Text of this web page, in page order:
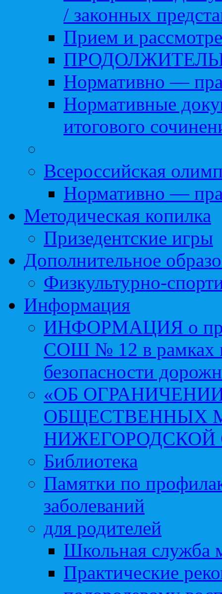
/ законных
Прием и
Нормативно —
Нормативные
итогового
Всероссийская
Нормативно —
Методическая копилка
Призедентские игры
Дополнительное
Физкультурно-
Информация
ИНФОРМАЦИЯ о
СОШ № 12 в рамках
безопасности
«ОБ
ОБЩЕСТВЕННЫХ
НИЖЕГОРОДСКОЙ
Библиотека
Памятки по
заболеваний
для родителей
Школьная служба
Практические